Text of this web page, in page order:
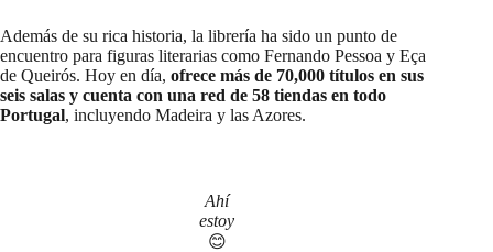
Además de su rica historia, la librería ha sido un punto de
encuentro para figuras literarias como Fernando Pessoa y Eça
de Queirós. Hoy en día, ofrece más de 70,000 títulos en sus
seis salas y cuenta con una red de 58 tiendas en todo
Portugal, incluyendo Madeira y las Azores. ​
Ahí
estoy
😊